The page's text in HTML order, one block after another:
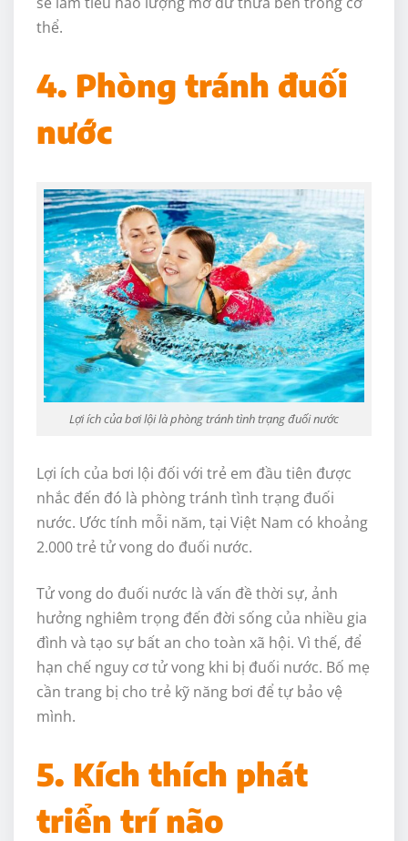
thể.
4. Phòng tránh đuối
nước
Lợi ích của bơi lội là phòng tránh tình trạng đuối nước
Lợi ích của bơi lội đối với trẻ em đầu tiên được
nhắc đến đó là phòng tránh tình trạng đuối
nước. Ước tính mỗi năm, tại Việt Nam có khoảng
2.000 trẻ tử vong do đuối nước.
Tử vong do đuối nước là vấn đề thời sự, ảnh
hưởng nghiêm trọng đến đời sống của nhiều gia
đình và tạo sự bất an cho toàn xã hội. Vì thế, để
hạn chế nguy cơ tử vong khi bị đuối nước. Bố mẹ
cần trang bị cho trẻ kỹ năng bơi để tự bảo vệ
mình.
5. Kích thích phát
triển trí não